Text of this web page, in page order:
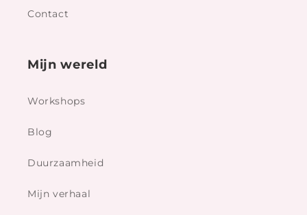
Contact
Mijn wereld
Workshops
Blog
Duurzaamheid
Mijn verhaal